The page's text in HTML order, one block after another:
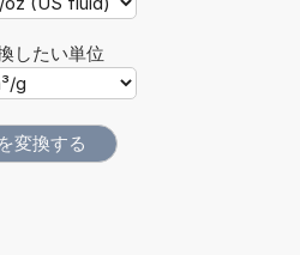
したい単位